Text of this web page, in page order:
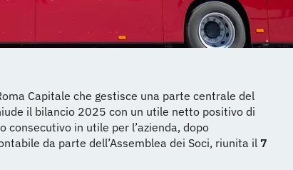
Capitale che gestisce una parte centrale del
il bilancio 2025 con un utile netto positivo di
consecutivo in utile per l’azienda, dopo
da parte dell’Assemblea dei Soci, riunita il 7